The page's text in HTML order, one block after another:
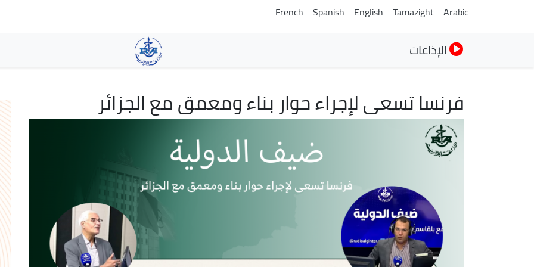
Arabic
Tamazight
English
Spanish
French
الإذاعات
فرنسا تسعى لإجراء حوار بناء ومعمق مع الجزائر
الصورة